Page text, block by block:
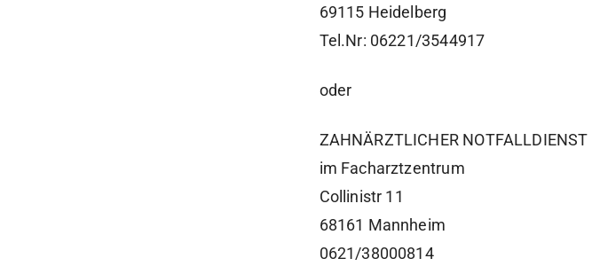
69115 Heidelberg
Tel.Nr: 06221/3544917
oder
ZAHNÄRZTLICHER
im Facharztzentrum
Collinistr 11
68161 Mannheim
0621/38000814